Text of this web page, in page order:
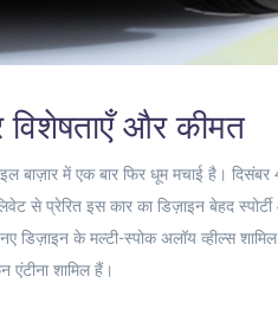
विशेषताएँ और कीमत
बाज़ार में एक बार फिर धूम मचाई है।
से प्रेरित इस कार का डिज़ाइन बेहद
के मल्टी-स्पोक अलॉय व्हील्स
शामिल हैं।